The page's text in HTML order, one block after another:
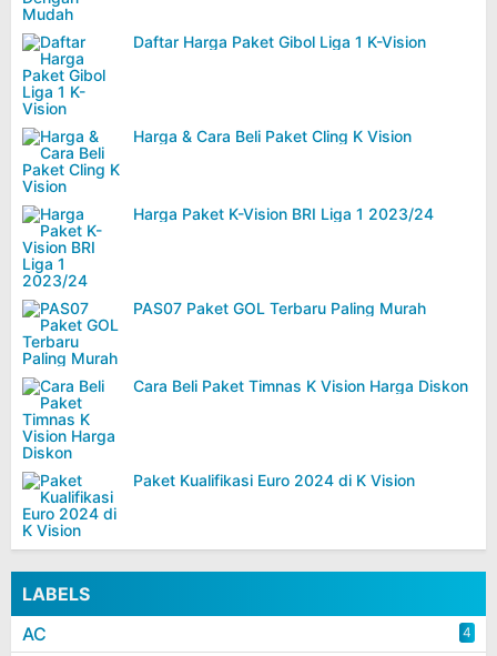
Daftar Harga Paket Gibol Liga 1 K-Vision
Harga & Cara Beli Paket Cling K Vision
Harga Paket K-Vision BRI Liga 1 2023/24
PAS07 Paket GOL Terbaru Paling Murah
Cara Beli Paket Timnas K Vision Harga Diskon
Paket Kualifikasi Euro 2024 di K Vision
LABELS
AC
4